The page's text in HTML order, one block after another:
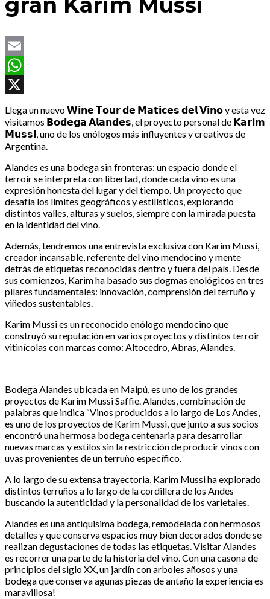
Email
WhatsApp
Llega un nuevo 𝗪𝗶𝗻𝗲 𝗧𝗼𝘂𝗿 𝗱𝗲 𝗠𝗮𝘁𝗶𝗰𝗲𝘀 𝗱𝗲𝗹 𝗩𝗶𝗻𝗼 y esta vez
visitamos 𝗕𝗼𝗱𝗲𝗴𝗮 𝗔𝗹𝗮𝗻𝗱𝗲𝘀, el proyecto personal de 𝗞𝗮𝗿𝗶𝗺
𝗠𝘂𝘀𝘀𝗶, uno de los enólogos más influyentes y creativos de
Argentina.
Alandes es una bodega sin fronteras: un espacio donde el
terroir se interpreta con libertad, donde cada vino es una
expresión honesta del lugar y del tiempo. Un proyecto que
desafía los límites geográficos y estilísticos, explorando
distintos valles, alturas y suelos, siempre con la mirada puesta
en la identidad del vino.
Además, tendremos una entrevista exclusiva con Karim Mussi,
creador incansable, referente del vino mendocino y mente
detrás de etiquetas reconocidas dentro y fuera del país. Desde
sus comienzos, Karim ha basado sus dogmas enológicos en tres
pilares fundamentales: innovación, comprensión del terruño y
viñedos sustentables.
Karim Mussi es un reconocido enólogo mendocino que
construyó su reputación en varios proyectos y distintos terroir
vitinícolas con marcas como: Altocedro, Abras, Alandes.
Bodega Alandes ubicada en Maipú, es uno de los grandes
proyectos de Karim Mussi Saffie. Alandes, combinación de
palabras que indica “Vinos producidos a lo largo de Los Andes,
es uno de los proyectos de Karim Mussi, que junto a sus socios
encontró una hermosa bodega centenaria para desarrollar
nuevas marcas y estilos sin la restricción de producir vinos con
uvas provenientes de un terruño específico.
A lo largo de su extensa trayectoria, Karim Mussi ha explorado
distintos terruños a lo largo de la cordillera de los Andes
buscando la autenticidad y la personalidad de los varietales.
Alandes es una antiquisima bodega, remodelada con hermosos
detalles y que conserva espacios muy bien decorados donde se
realizan degustaciones de todas las etiquetas. Visitar Alandes
es recorrer una parte de la historia del vino. Con una casona de
principios del siglo XX, un jardín con arboles añosos y una
bodega que conserva agunas piezas de antaño la experiencia es
maravillosa!